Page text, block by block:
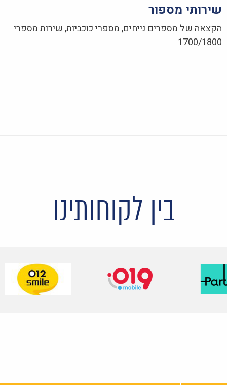
שירותי מספור
הקצאה של מספרים נייחים, מספרי כוכביות, שירות מספרי
1700/1800
בין לקוחותינו